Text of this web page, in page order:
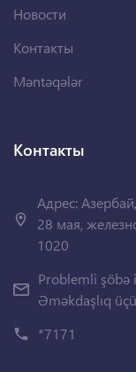
Новости
Контакты
Məntəqələr
Контакты
Адрес:
28 мая,
1020
Problemli şöbə
Əməkdaşlıq
*7171